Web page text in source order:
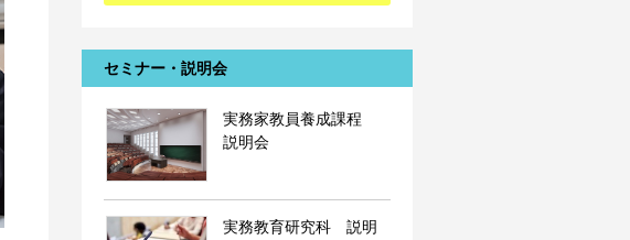
セミナー・説明会
実務家教員養成課程
説明会
実務教育研究科 説明